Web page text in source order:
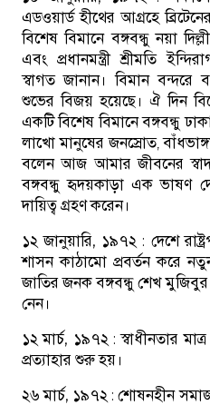
এডওয়ার্ড হীথের আগ্রহে
বিশেষ বিমানে বঙ্গবন্ধু নয়া
এবং প্রধানমন্ত্রী শ্রীমতি
স্বাগত জানান। বিমান বন্দরে
শুভের বিজয় হয়েছে। ঐ দিন
একটি বিশেষ বিমানে বঙ্গবন্ধু
লাখো মানুষের জনস্রোত,
বলেন আজ আমার জীবনের
বঙ্গবন্ধু হৃদয়কাড়া এক ভাষণ
দায়িত্ব গ্রহণ করেন।
১২ জানুয়ারি, ১৯৭২ : দেশে
শাসন কাঠামো প্রবর্তন করে
জাতির জনক বঙ্গবন্ধু শেখ মুজিবুর
নেন।
১২ মার্চ, ১৯৭২ : স্বাধীনতার
প্রত্যাহার শুরু হয়।
২৬ মার্চ, ১৯৭২ : শোষনহীন সমাজ